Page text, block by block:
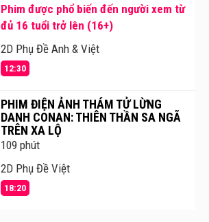
Phim được phổ biến đến người xem từ
đủ 16 tuổi trở lên (16+)
2D Phụ Đề Anh & Việt
12:30
PHIM ĐIỆN ẢNH THÁM TỬ LỪNG
DANH CONAN: THIÊN THẦN SA NGÃ
TRÊN XA LỘ
109 phút
2D Phụ Đề Việt
18:20